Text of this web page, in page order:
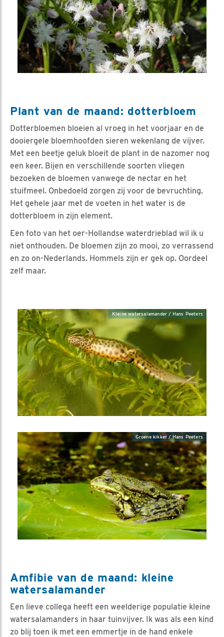
Plant van de maand: dotterbloem
Dotterbloemen bloeien al vroeg in het voorjaar en de
dooiergele bloemhoofden sieren wekenlang de vijver.
Met een beetje geluk bloeit de plant in de nazomer nog
een keer. Bijen en verschillende soorten vliegen
bezoeken de bloemen vanwege de nectar en het
stuifmeel. Onbedoeld zorgen zij voor de bevruchting.
Het gehele jaar met de voeten in het water is de
dotterbloem in zijn element.
Een foto van het oer-Hollandse waterdrieblad wil ik u
niet onthouden. De bloemen zijn zo mooi, zo verrassend
en zo on-Nederlands. Hommels zijn er gek op. Oordeel
zelf maar.
Kleine watersalamander / Hans Peeters
Groene kikker / Hans Peeters
Amfibie van de maand: kleine
watersalamander
Een lieve collega heeft een weelderige populatie kleine
watersalamanders in haar tuinvijver. Ik was als een kind
zo blij toen ik met een emmertje in de hand enkele